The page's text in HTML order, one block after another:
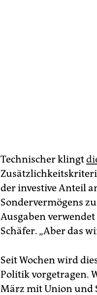
Technischer klingt
der investive Anteil
Sondervermögens
Ausgaben
Schäfer. „Aber das
Seit Wochen wird
Politik vorgetragen.
März mit Union und